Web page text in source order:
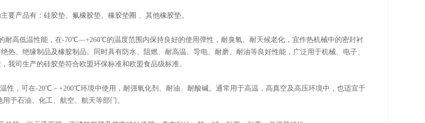
要产品有：硅胶垫、氟橡胶垫、橡胶垫圈 、其他橡胶垫。
耐高低温性能，在-70℃—+260℃的温度范围内保持良好的使用弹性，耐臭氧、耐天候老化，宜作热机械中的密封衬
热、绝缘制品及橡胶制品。同时具有防水、阻燃、耐高温、导电、耐磨、耐油等良好性能，广泛用于机械、电子、
我司生产的硅胶垫符合欧盟环保标准和欧盟食品级标准。
性，可在-20℃－+200℃环境中使用，耐强氧化剂、耐油、耐酸碱。通常用于高温，高真空及高压环境中，也适宜于
于石油、化工、航空、航天等部门。